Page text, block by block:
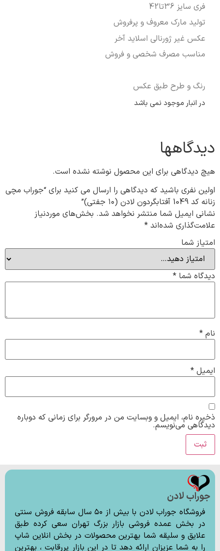
فری سایز 36تا42
تولید مارک معروف و پرفروش
عکس غیر ژورنالی اسلاید آخر
مناسب مصرف شخصی و فروش
رنگ و طرح طبق عکس
در انبار موجود نمی باشد
دیدگاهها
هیچ دیدگاهی برای این محصول نوشته نشده است.
اولین نفری باشید که دیدگاهی را ارسال می کنید برای “جوراب مچی
زنانه کد 1049 آفتابگردون لادن (۱۰ جفتی)”
نشانی ایمیل شما منتشر نخواهد شد. بخش‌های موردنیاز
علامت‌گذاری شده‌اند *
امتیاز شما
دیدگاه شما *
نام *
ایمیل *
ذخیره نام، ایمیل و وبسایت من در مرورگر برای زمانی که دوباره
دیدگاهی می‌نویسم.
جوراب لادن
فروشگاه جوراب لادن با بیش از ۵۰ سال سابقه فروش سنتی
در بخش عمده فروشی بازار بزرگ تهران سعی کرده طبق
علایق و سلیقه شما بهترین محصولات در بخش انلاین شاپ
را به شما عزیزان ارائه دهد تا در این بازار پررقابت ، بهترین